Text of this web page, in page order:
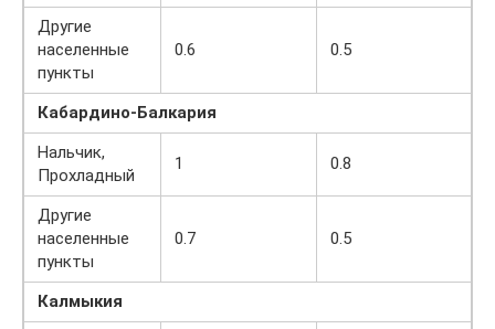
Другие
населенные
пункты
0.6 0.5
Кабардино-Балкария
Нальчик,
Прохладный
1 0.8
Другие
населенные
пункты
0.7 0.5
Калмыкия